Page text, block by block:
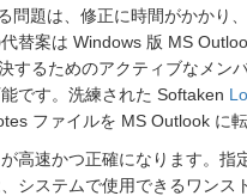
題は、修正に時間がかかり
替案は Windows 版 MS
するためのアクティブなメン
です。洗練された Softaken
ファイルを MS Outlook に転
高速かつ正確になります。
システムで使用できるワン